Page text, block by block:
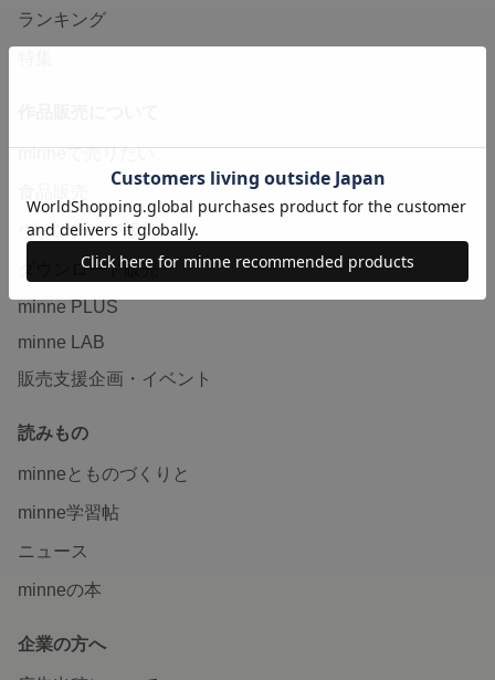
ランキング
minneで売りたい
ヴィンテージ販売
ダウンロード販売
minne PLUS
minne LAB
販売支援企画・イベント
読みもの
minneとものづくりと
minne学習帖
ニュース
minneの本
企業の方へ